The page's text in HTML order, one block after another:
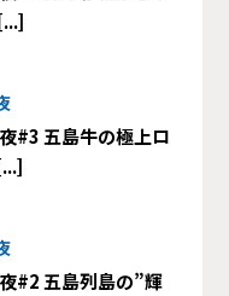
#3 五島牛の極上ロ
#2 五島列島の”輝